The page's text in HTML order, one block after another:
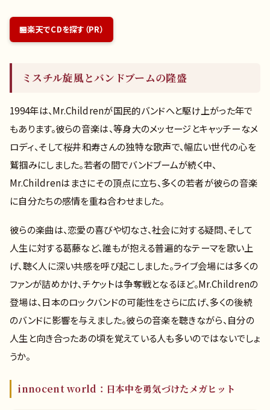
楽天でCDを探す（PR）
ミスチル旋風とバンドブームの隆盛
1994年は、Mr.Childrenが国民的バンドへと駆け上がった年で
もあります。彼らの音楽は、等身大のメッセージとキャッチーなメ
ロディ、そして桜井和寿さんの独特な歌声で、幅広い世代の心を
鷲掴みにしました。若者の間でバンドブームが続く中、
Mr.Childrenはまさにその頂点に立ち、多くの若者が彼らの音楽
に自分たちの感情を重ね合わせました。
彼らの楽曲は、恋愛の喜びや切なさ、社会に対する疑問、そして
人生に対する葛藤など、誰もが抱える普遍的なテーマを歌い上
げ、聴く人に深い共感を呼び起こしました。ライブ会場には多くの
ファンが詰めかけ、チケットは争奪戦となるほど。Mr.Childrenの
登場は、日本のロックバンドの可能性をさらに広げ、多くの後続
のバンドに影響を与えました。彼らの音楽を聴きながら、自分の
人生と向き合ったあの頃を覚えている人も多いのではないでしょ
うか。
innocent world：日本中を勇気づけたメガヒット